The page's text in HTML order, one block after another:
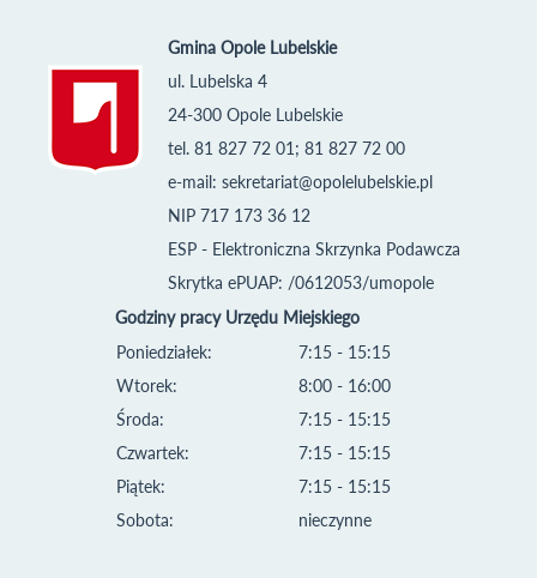
Gmina Opole Lubelskie
ul. Lubelska 4
24-300 Opole Lubelskie
tel. 81 827 72 01; 81 827 72 00
e-mail: sekretariat@opolelubelskie.pl
NIP 717 173 36 12
ESP - Elektroniczna Skrzynka Podawcza
Skrytka ePUAP: /0612053/umopole
Godziny pracy Urzędu Miejskiego
Poniedziałek:
Wtorek:
Środa:
Czwartek:
Piątek:
Sobota:
7:15 - 15:15
8:00 - 16:00
7:15 - 15:15
7:15 - 15:15
7:15 - 15:15
nieczynne